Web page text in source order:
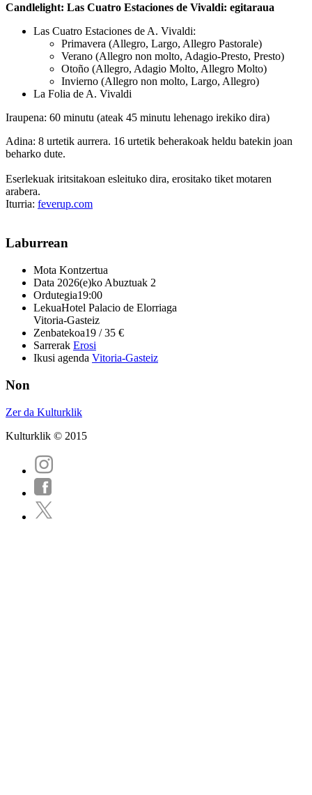
Candlelight: Las Cuatro Estaciones de Vivaldi: egitaraua
Las Cuatro Estaciones de A. Vivaldi:
Primavera (Allegro, Largo, Allegro Pastorale)
Verano (Allegro non molto, Adagio-Presto, Presto)
Otoño (Allegro, Adagio Molto, Allegro Molto)
Invierno (Allegro non molto, Largo, Allegro)
La Folia de A. Vivaldi
Iraupena: 60 minutu (ateak 45 minutu lehenago irekiko dira)
Adina: 8 urtetik aurrera. 16 urtetik beherakoak heldu batekin joan
beharko dute.
Eserlekuak iritsitakoan esleituko dira, erositako tiket motaren
arabera.
Iturria: feverup.com
Laburrean
Mota Kontzertua
Data 2026(e)ko Abuztuak 2
Ordutegia19:00
LekuaHotel Palacio de Elorriaga
Vitoria-Gasteiz
Zenbatekoa19 / 35 €
Sarrerak Erosi
Ikusi agenda Vitoria-Gasteiz
Non
Zer da Kulturklik
Kulturklik © 2015